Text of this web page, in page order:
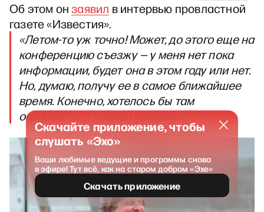
Об этом онзаявил в интервью провластной
газете «Известия».
«Летом-то уж точно! Может, до этого еще на
конференцию съезжу — у меня нет пока
информации, будет она в этом году или нет.
Но, думаю, получу ее в самое ближайшее
время. Конечно, хотелось бы там
оказаться», — сказал археолог.
Скачайте приложение, чтобы
слушать «Эхо»
Ваши любимые ведущие и программы снова
в эфире! Тут всё, как на старом добром «Эхе»
Скачать приложение